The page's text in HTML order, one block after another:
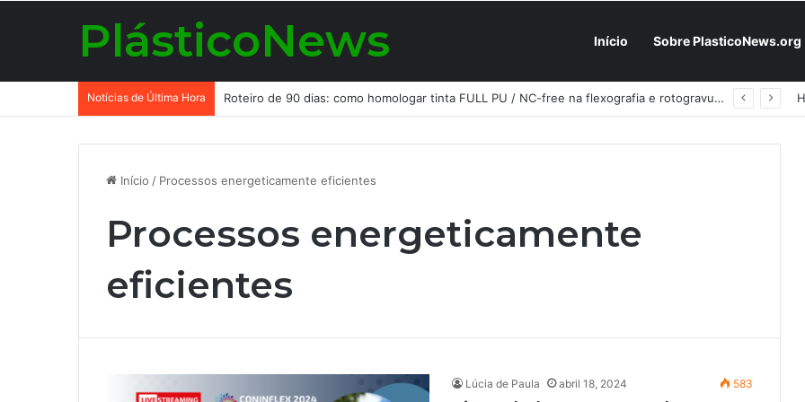
PlásticoNews Início Sobre PlasticoNews.org
Notícias de Última Hora Fabricantes já têm o “plano B” na prateleira: PU 100% / NC-free existe, mas ainda é pouco usado: a hora é transformar isso em projeto de resiliência
Início / Processos energeticamente eficientes
Processos energeticamente
eficientes
Lúcia de Paula abril 18, 2024 583